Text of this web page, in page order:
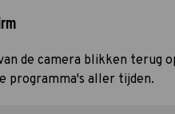
de camera blikken terug
programma's aller tijden.